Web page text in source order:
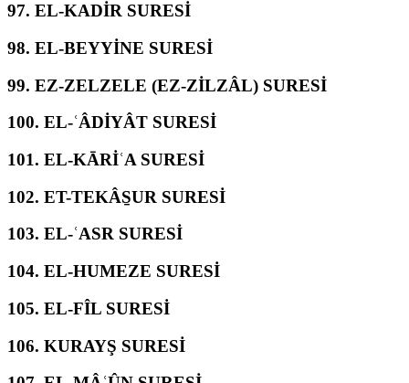
97. EL-KADİR SURESİ
98. EL-BEYYİNE SURESİ
99. EZ-ZELZELE (EZ-ZİLZÂL) SURESİ
100. EL-ʿÂDİYÂT SURESİ
101. EL-KĀRİʿA SURESİ
102. ET-TEKÂS̱UR SURESİ
103. EL-ʿASR SURESİ
104. EL-HUMEZE SURESİ
105. EL-FÎL SURESİ
106. KURAYŞ SURESİ